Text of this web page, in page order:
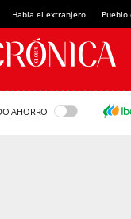
Habla el extranjero Pueblo
AHORRO